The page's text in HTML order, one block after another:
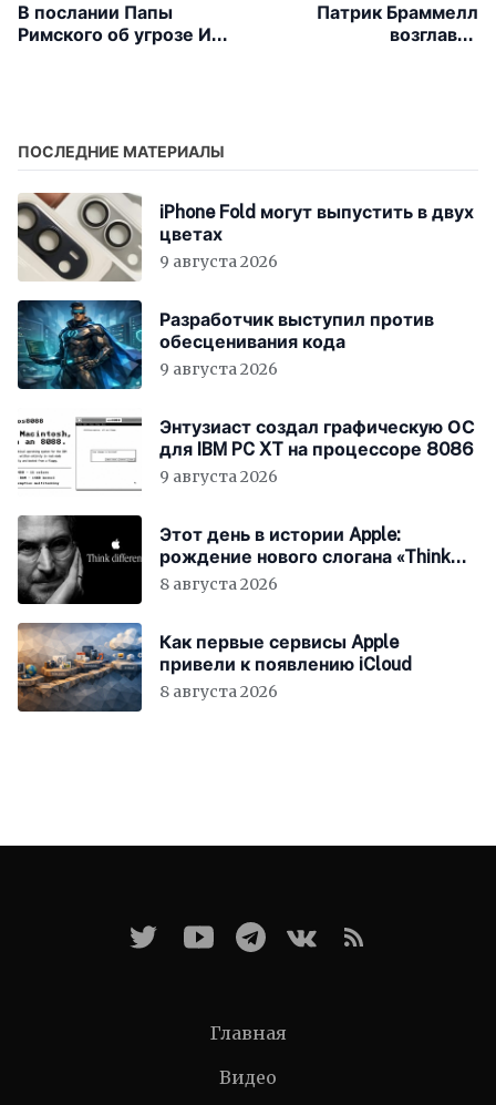
В послании Папы
Римского об угрозе ИИ
Патрик Браммелл
возглавит
ПОСЛЕДНИЕ МАТЕРИАЛЫ
iPhone Fold могут выпустить в двух
цветах
9 августа 2026
Разработчик выступил против
обесценивания кода
9 августа 2026
Энтузиаст создал графическую ОС
для IBM PC XT на процессоре 8086
9 августа 2026
Этот день в истории Apple:
рождение нового слогана «Think
Different»
8 августа 2026
Как первые сервисы Apple
привели к появлению iCloud
8 августа 2026
Главная
Видео